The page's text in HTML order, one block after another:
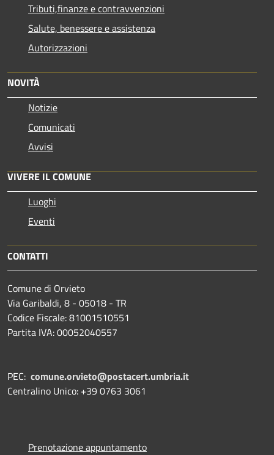
Tributi,finanze e contravvenzioni
Salute, benessere e assistenza
Autorizzazioni
NOVITÀ
Notizie
Comunicati
Avvisi
VIVERE IL COMUNE
Luoghi
Eventi
CONTATTI
Comune di Orvieto
Via Garibaldi, 8 - 05018 - TR
Codice Fiscale: 81001510551
Partita IVA: 00052040557
PEC: comune.orvieto@postacert.umbria.it
Centralino Unico: +39 0763 3061
Prenotazione appuntamento